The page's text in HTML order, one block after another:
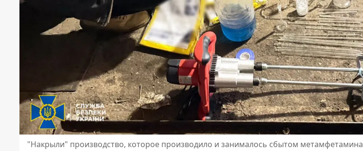
"Накрыли" производство, которое производило и занималось сбытом метамфетамина